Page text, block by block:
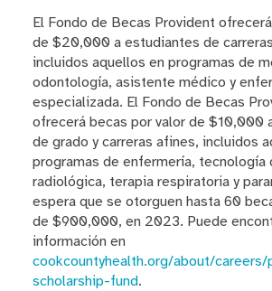
El Fondo de Becas Provident
de $20,000 a estudiantes de
incluidos aquellos en programas de
odontología, asistente médico y
especializada. El Fondo de Becas
ofrecerá becas por valor de $10,000
de grado y carreras afines, incluidos
programas de enfermería, tecnología
radiológica, terapia respiratoria y
espera que se otorguen hasta 60
de $900,000, en 2023. Puede
información en
cookcountyhealth.org/about/
scholarship-fund.